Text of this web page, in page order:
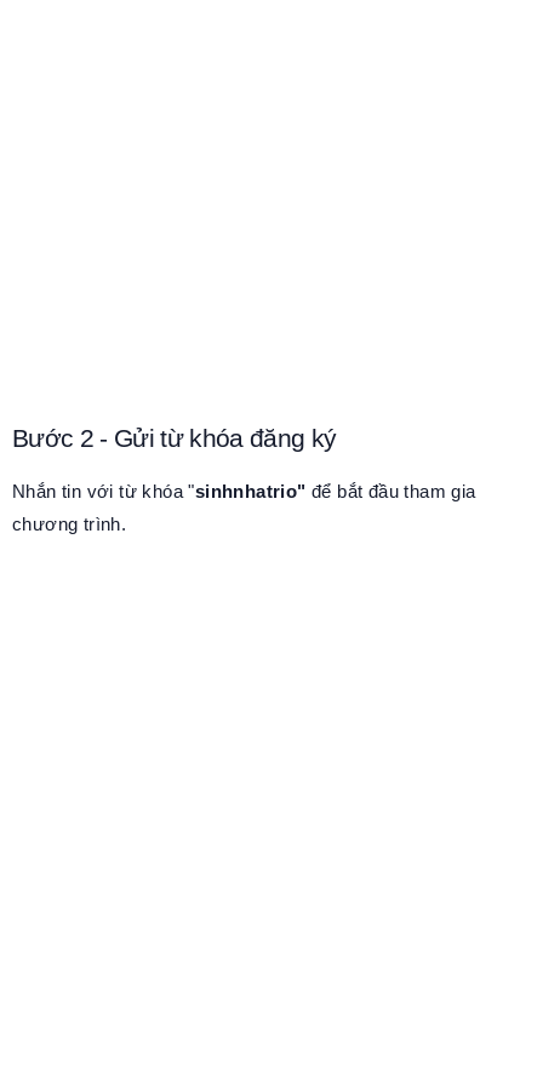
Bước 2 - Gửi từ khóa đăng ký
Nhắn tin với từ khóa "sinhnhatrio" để bắt đầu tham gia
chương trình.